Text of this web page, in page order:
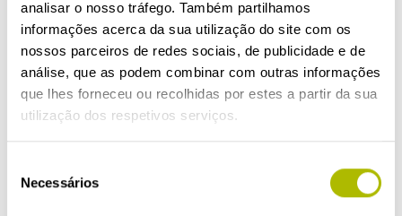
analisar o nosso tráfego. Também partilhamos
informações acerca da sua utilização do site com os
nossos parceiros de redes sociais, de publicidade e de
análise, que as podem combinar com outras informações
que lhes forneceu ou recolhidas por estes a partir da sua
utilização dos respetivos serviços.
Necessários
O QUE É A GRIPE?